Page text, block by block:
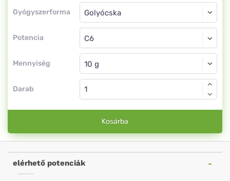
Gyógyszerforma
Gyógyszerforma
Potencia
Golyócska
C6
Mennyiség
Golyócska
Darab
Kosárba
elérhető potenciák